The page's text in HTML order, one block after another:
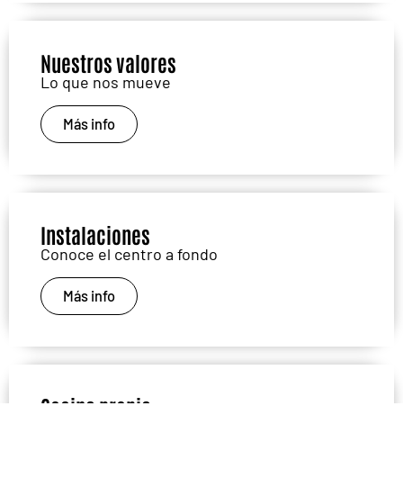
Nuestros valores
Lo que nos mueve
Más info
Instalaciones
Conoce el centro a fondo
Más info
Cocina propia